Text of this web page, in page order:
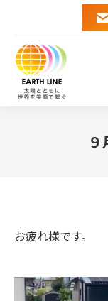
お疲れ様です。